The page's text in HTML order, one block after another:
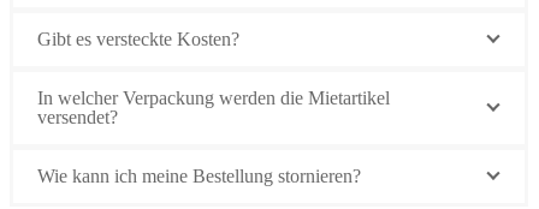
Gibt es versteckte Kosten?
In welcher Verpackung werden die Mietartikel
versendet?
Wie kann ich meine Bestellung stornieren?